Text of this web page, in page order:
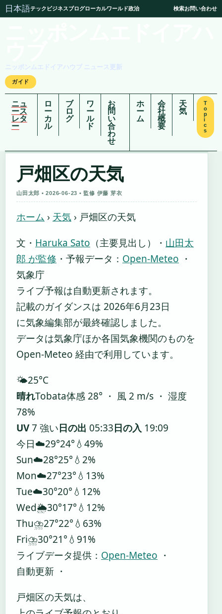
日本語テック ビジネスブログローカルワールド政治 検索お問い合わせ
ニッポンムエドイアハウブ ニュース更新
ガイド
ニュ
ース
レタ
ー
ロ
ー
カ
ル
ブ
ロ
グ
ワ
ー
ル
ド
お
問
い
合
わ
せ
ホ
ー
ム
会
社
概
要
天
気
T
o
p
i
c
s
戸畑区の天気
山田太郎 • 2026-06-23 • 監修 伊藤 芽衣
ホーム › 天気 › 戸畑区の天気
文・ Haruka Sato （主要見出し） ・ 山田太
郎 が監修 ・ 予報データ： Open-Meteo ・
気象庁
ライブ予報は自動更新されます。
記載のガイダンスは 2026年6月23日
に気象編集部が最終確認しました。
データは気象庁ほか各国気象機関のものを
Open-Meteo 経由で利用しています。
🌤️25°C
晴れTobata体感 28° ・ 風 2 m/s ・ 湿度
78%
UV7 強い日の出 05:33日の入 19:09
今日☁️29°24°💧49%
Sun☁️28°25°💧2%
Mon☁️27°23°💧13%
Tue☁️30°20°💧12%
Wed🌦️30°17°💧12%
Thu⛈️27°22°💧63%
Fri⛈️30°21°💧91%
ライブデータ提供： Open-Meteo ・
自動更新 ・
戸畑区の天気は、